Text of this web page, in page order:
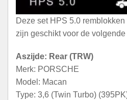
Deze set HPS 5.0
zijn geschikt voor de volgende
Aszijde: Rear (TRW)
Merk: PORSCHE
Model: Macan
Type: 3,6 (Twin Turbo)